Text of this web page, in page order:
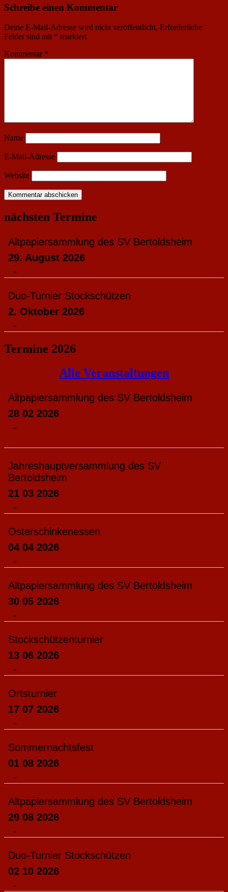
Schreibe einen Kommentar
Deine E-Mail-Adresse wird nicht veröffentlicht. Erforderliche
Felder sind mit * markiert
Kommentar *
Name
E-Mail-Adresse
Website
nächsten Termine
Altpapiersammlung des SV Bertoldsheim
29. August 2026
-
Duo-Turnier Stockschützen
2. Oktober 2026
-
Termine 2026
Alle Veranstaltungen
Altpapiersammlung des SV Bertoldsheim
28 02 2026
-
Jahreshauptversammlung des SV
Bertoldsheim
21 03 2026
-
Osterschinkenessen
04 04 2026
-
Altpapiersammlung des SV Bertoldsheim
30 05 2026
-
Stockschützenturnier
13 06 2026
-
Ortsturnier
17 07 2026
-
Sommernachtsfest
01 08 2026
-
Altpapiersammlung des SV Bertoldsheim
29 08 2026
-
Duo-Turnier Stockschützen
02 10 2026
-